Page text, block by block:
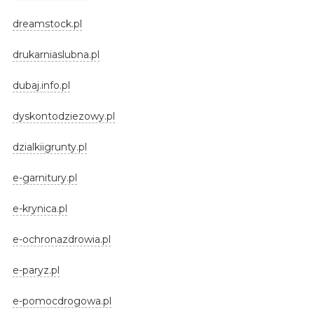
dreamstock.pl
drukarniaslubna.pl
dubaj.info.pl
dyskontodziezowy.pl
dzialkiigrunty.pl
e-garnitury.pl
e-krynica.pl
e-ochronazdrowia.pl
e-paryz.pl
e-pomocdrogowa.pl